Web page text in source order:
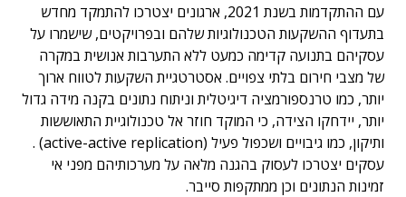
עם ההתקדמות בשנת 2021, ארגונים יצטרכו להתמקד מחדש
בתעדוף ההשקעות הטכנולוגיות שלהם ובפרויקטים, שישמרו על
עסקיהם בתנועה קדימה כמעט ללא התערבות אנושית במקרה
של מצבי חירום בלתי צפויים. אסטרטגיית השקעות לטווח ארוך
יותר, כמו טרנספורמציה דיגיטלית וניתוח נתונים בקנה מידה גדול
יותר, יידחקו הצידה, כי המוקד חוזר אל טכנולוגיית התאוששות
ותיקון, כמו גיבויים ושכפול פעיל (active-active replication) .
עסקים יצטרכו לעסוק בהגנה מלאה על מערכותיהם מפני אי
זמינות הנתונים וכן ממתקפות סייבר.